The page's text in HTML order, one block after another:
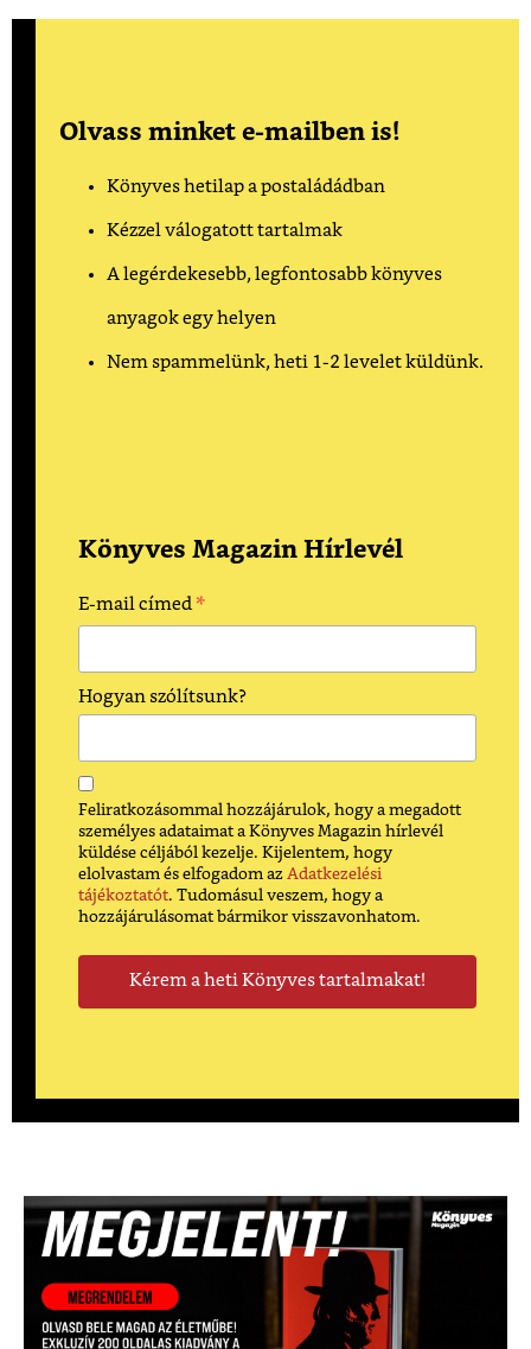
Olvass minket e-mailben is!
Könyves hetilap a postaládádban
Kézzel válogatott tartalmak
A legérdekesebb, legfontosabb könyves
anyagok egy helyen
Nem spammelünk, heti 1-2 levelet küldünk.
Könyves Magazin Hírlevél
E-mail címed *
Hogyan szólítsunk?
Feliratkozásommal hozzájárulok, hogy a megadott
személyes adataimat a Könyves Magazin hírlevél
küldése céljából kezelje. Kijelentem, hogy
elolvastam és elfogadom az Adatkezelési
tájékoztatót. Tudomásul veszem, hogy a
hozzájárulásomat bármikor visszavonhatom.